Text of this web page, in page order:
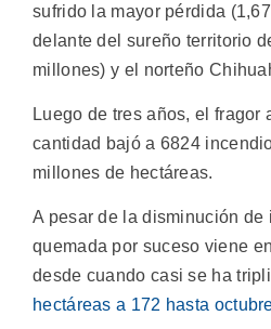
sufrido la mayor pérdida
delante del sureño territorio
millones) y el norteño
Luego de tres años, el fragor
cantidad bajó a 6824
millones de hectáreas.
A pesar de la disminución
quemada por suceso viene
desde cuando casi se ha
hectáreas a 172 hasta